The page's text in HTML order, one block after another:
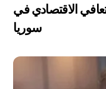
الاقتصادي في
سوريا